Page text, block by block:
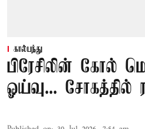
கால்பந்து
பிரேசிலின் கோல்
ஓய்வு... சோகத்தில்